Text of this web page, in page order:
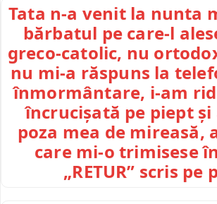
Tata n-a venit la nunta
bărbatul pe care-l
greco-catolic, nu
nu mi-a răspuns la
înmormântare, i-am
încrucișată pe piept
poza mea de mireasă,
care mi-o trimisese
„RETUR” scris pe